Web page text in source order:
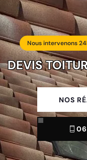
Nous intervenons
DEVIS
NOS